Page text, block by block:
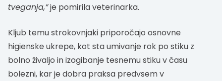
tveganja,”je pomirila veterinarka.
Kljub temu strokovnjaki priporočajo osnovne
higienske ukrepe, kot sta umivanje rok po stiku z
bolno živaljo in izogibanje tesnemu stiku v času
bolezni, kar je dobra praksa predvsem v